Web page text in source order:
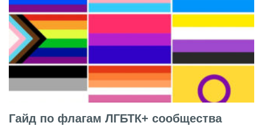
Гайд по флагам ЛГБТК+ сообщества